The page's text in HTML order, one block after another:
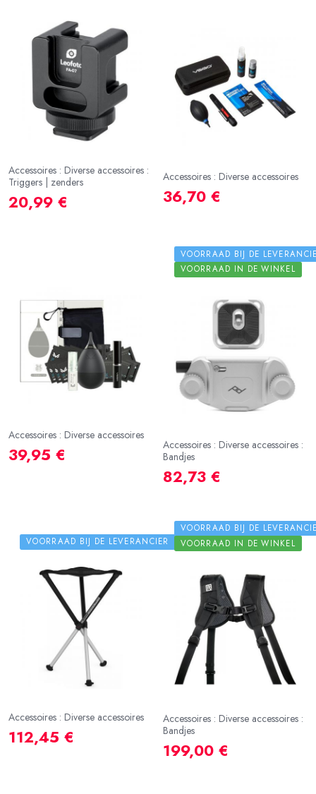
Accessoires : Diverse accessoires :
Triggers | zenders
20,99 €
Accessoires : Diverse accessoires
36,70 €
Accessoires : Diverse accessoires
39,95 €
VOORRAAD BIJ DE
VOORRAAD IN DE WINKEL
Accessoires : Diverse accessoires :
Bandjes
82,73 €
VOORRAAD BIJ DE LEVERANCIER
Accessoires : Diverse accessoires
112,45 €
VOORRAAD BIJ DE
VOORRAAD IN DE WINKEL
Accessoires : Diverse accessoires :
Bandjes
199,00 €